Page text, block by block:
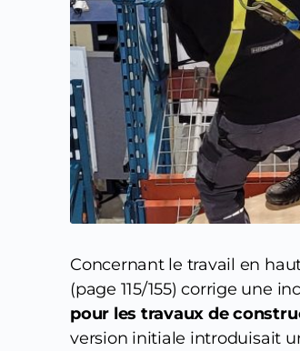
Concernant le travail en
(page 115/155) corrige une
pour les travaux de
version initiale introduisait